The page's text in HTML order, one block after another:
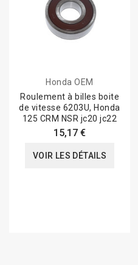
Honda OEM
Roulement à billes boite
de vitesse 6203U, Honda
125 CRM NSR jc20 jc22
15,17 €
VOIR LES DÉTAILS